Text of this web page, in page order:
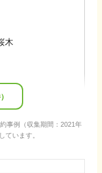
木
事例（収集期間：2021年
ています。